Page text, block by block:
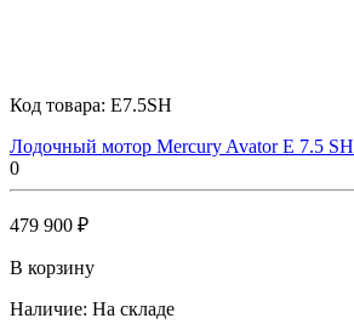
Код товара: E7.5SH
Лодочный мотор Mercury Avator E 7.5 SH
0
479 900 ₽
В корзину
Наличие: На складе